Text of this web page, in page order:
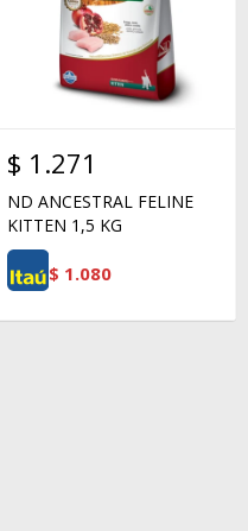
$ 1.271
ND ANCESTRAL FELINE
KITTEN 1,5 KG
$ 1.080